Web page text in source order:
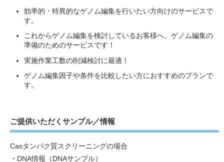
効率的・特異的なゲノム編集を行いたい方向けのサービスで
す。
これからゲノム編集を検討しているお客様へ、ゲノム編集の
準備のためのサービスです！
実施作業工数の削減検討に最適！
ゲノム編集因子や条件を比較したい方におすすめのプランで
す。
ご提供いただくサンプル／情報
Casタンパク質スクリーニングの場合
・DNA情報（DNAサンプル）